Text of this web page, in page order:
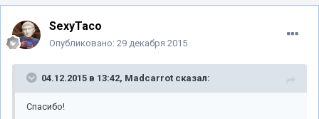
SexyTaco
Опубликовано: 29 декабря 2015
04.12.2015 в 13:42, Madcarrot сказал:
Спасибо!